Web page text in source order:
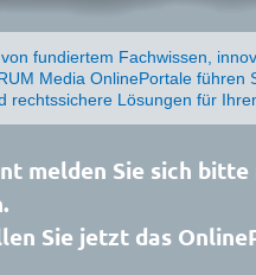
fundiertem Fachwissen,
Media OnlinePortale
rechtssichere Lösungen für
melden Sie sich
Sie jetzt das